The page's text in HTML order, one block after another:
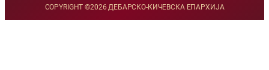
COPYRIGHT ©2026 ДЕБАРСКО-КИЧЕВСКА ЕПАРХИЈА